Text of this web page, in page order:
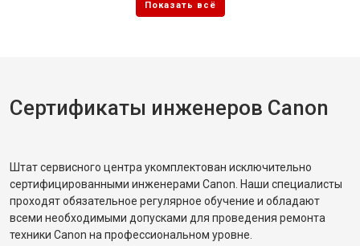
Сертификаты инженеров Canon
Штат сервисного центра укомплектован исключительно
сертифицированными инженерами Canon. Наши специалисты
проходят обязательное регулярное обучение и обладают
всеми необходимыми допусками для проведения ремонта
техники Canon на профессиональном уровне.